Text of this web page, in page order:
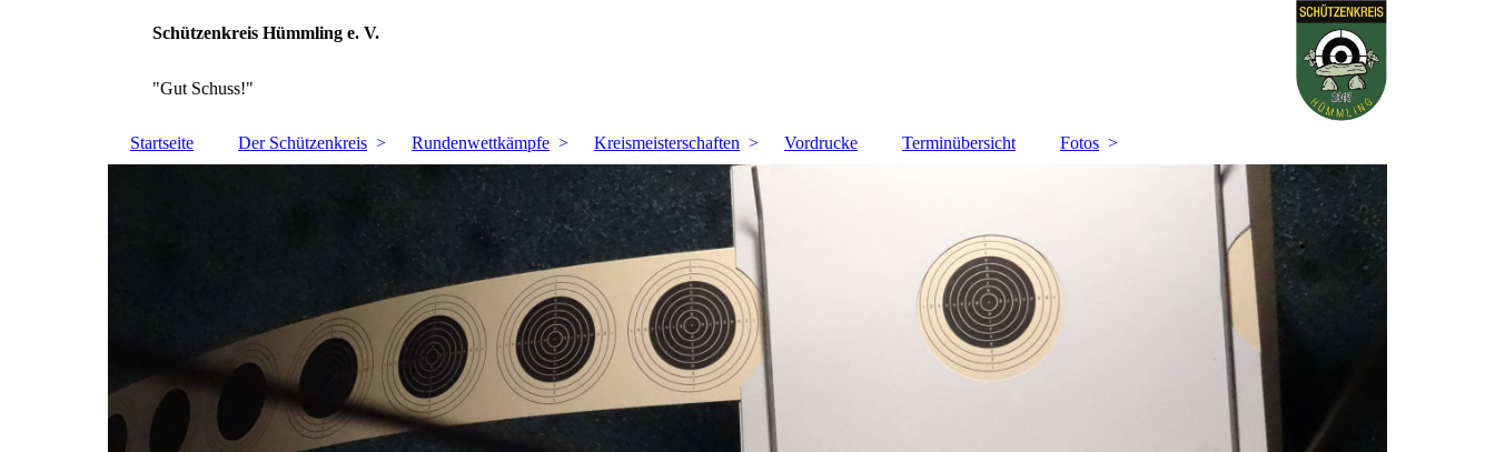
Schützenkreis Hümmling e. V.
"Gut Schuss!"
Startseite Der Schützenkreis Rundenwettkämpfe Kreismeisterschaften Vordrucke Terminübersicht Fotos